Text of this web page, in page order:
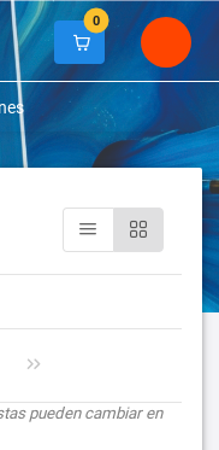
0
pueden cambiar en